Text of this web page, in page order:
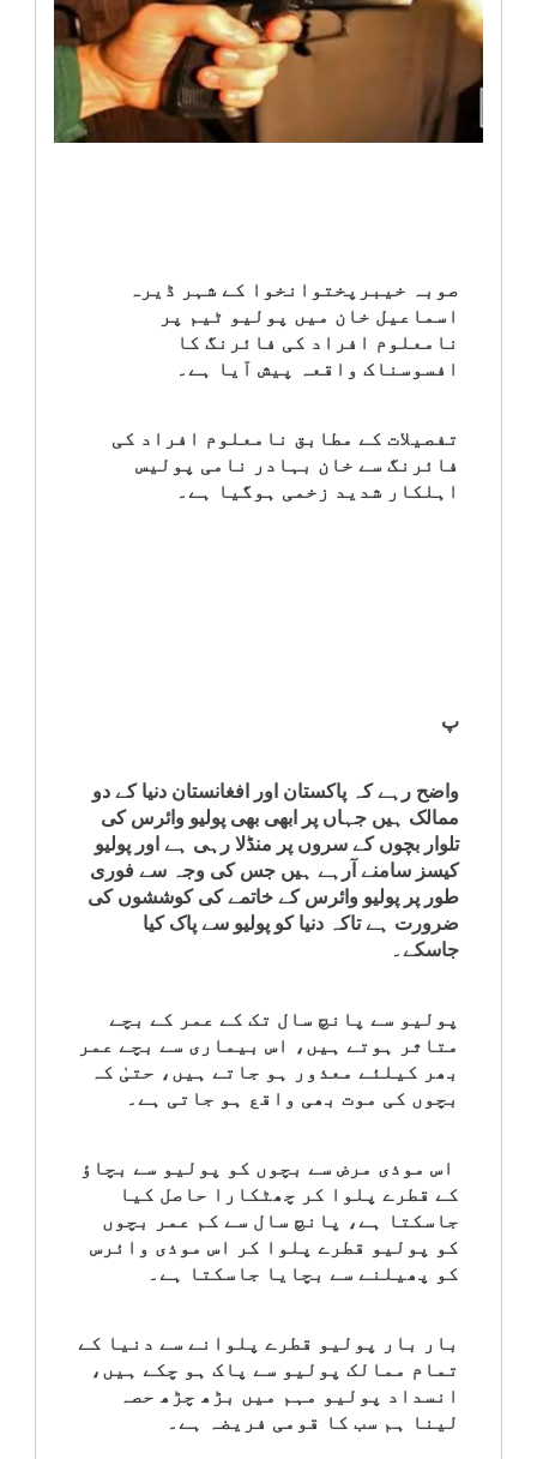
انٹرٹینمنٹ
صحت
سیاست
صوبہ خیبرپختوانخوا کے شہر ڈیرہ
اسماعیل خان میں پولیو ٹیم پر
نامعلوم افراد کی فائرنگ کا
افسوسناک واقعہ پیش آیا ہے۔
تفصیلات کے مطابق نامعلوم افراد کی
فائرنگ سے خان بہادر نامی پولیس
اہلکار شدید زخمی ہوگیا ہے۔
پ
واضح رہے کہ پاکستان اور افغانستان دنیا کے دو
ممالک ہیں جہاں پر ابھی بھی پولیو وائرس کی
تلوار بچوں کے سروں پر منڈلا رہی ہے اور پولیو
کیسز سامنے آرہے ہیں جس کی وجہ سے فوری
طور پر پولیو وائرس کے خاتمے کی کوششوں کی
ضرورت ہے تاکہ دنیا کو پولیو سے پاک کیا
جاسکے۔
پولیو سے پانچ سال تک کے عمر کے بچے
متاثر ہوتے ہیں، اس بیماری سے بچے عمر
بھر کیلئے معذور ہو جاتے ہیں، حتیٰ کہ
بچوں کی موت بھی واقع ہو جاتی ہے۔
اس موذی مرض سے بچوں کو پولیو سے بچاؤ
کے قطرے پلوا کر چھٹکارا حاصل کیا
جاسکتا ہے، پانچ سال سے کم عمر بچوں
کو پولیو قطرے پلوا کر اس موذی وائرس
کو پھیلنے سے بچایا جاسکتا ہے۔
بار بار پولیو قطرے پلوانے سے دنیا کے
تمام ممالک پولیو سے پاک ہو چکے ہیں،
انسداد پولیو مہم میں بڑھ چڑھ حصہ
لینا ہم سب کا قومی فریضہ ہے۔